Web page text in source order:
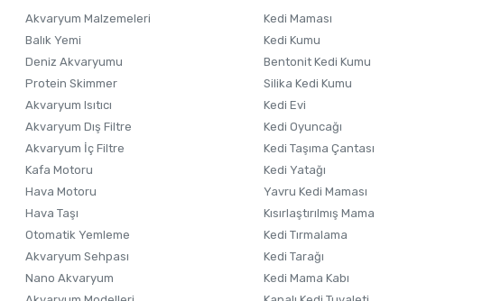
Ürün açıklamasında eksik bilgiler bulunuyor.
Ürün fiyatı diğer sitelerden daha pahalı.
Bu ürüne benzer farklı alternatifler olmalı.
Akvaryum Malzemeleri
Balık Yemi
Deniz Akvaryumu
Protein Skimmer
Akvaryum Isıtıcı
Akvaryum Dış Filtre
Akvaryum İç Filtre
Kafa Motoru
Hava Motoru
Hava Taşı
Otomatik Yemleme
Akvaryum Sehpası
Nano Akvaryum
Kedi Maması
Kedi Kumu
Bentonit Kedi Kumu
Silika Kedi Kumu
Kedi Evi
Kedi Oyuncağı
Kedi Taşıma Çantası
Kedi Yatağı
Yavru Kedi Maması
Kısırlaştırılmış Mama
Kedi Tırmalama
Kedi Tarağı
Kedi Mama Kabı